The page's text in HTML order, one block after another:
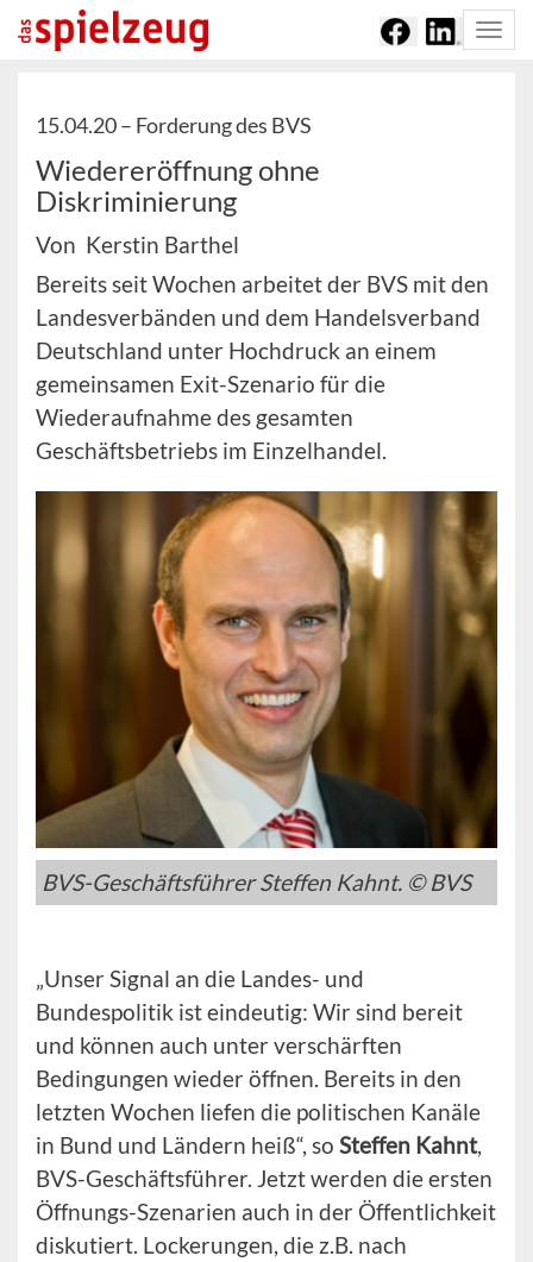
15.04.20 – Forderung des BVS
Wiedereröffnung ohne
Diskriminierung
Von Kerstin Barthel
Bereits seit Wochen arbeitet der BVS mit den
Landesverbänden und dem Handelsverband
Deutschland unter Hochdruck an einem
gemeinsamen Exit-Szenario für die
Wiederaufnahme des gesamten
Geschäftsbetriebs im Einzelhandel.
BVS-Geschäftsführer Steffen Kahnt. © BVS
„Unser Signal an die Landes- und
Bundespolitik ist eindeutig: Wir sind bereit
und können auch unter verschärften
Bedingungen wieder öffnen. Bereits in den
letzten Wochen liefen die politischen Kanäle
in Bund und Ländern heiß“, so Steffen Kahnt,
BVS-Geschäftsführer. Jetzt werden die ersten
Öffnungs-Szenarien auch in der Öffentlichkeit
diskutiert. Lockerungen, die z.B. nach